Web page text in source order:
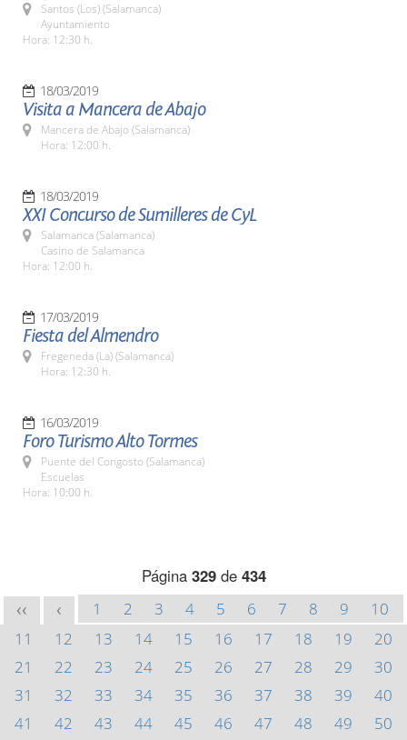
Santos (Los) (Salamanca)
Ayuntamiento
Hora: 12:30 h.
18/03/2019
Visita a Mancera de Abajo
Mancera de Abajo (Salamanca)
Hora: 12:00 h.
18/03/2019
XXI Concurso de Sumilleres de CyL
Salamanca (Salamanca)
Casino de Salamanca
Hora: 12:00 h.
17/03/2019
Fiesta del Almendro
Fregeneda (La) (Salamanca)
Hora: 12:30 h.
16/03/2019
Foro Turismo Alto Tormes
Puente del Congosto (Salamanca)
Escuelas
Hora: 10:00 h.
Página 329de 434
<< < 1 2 3 4 5 6 7 8 9
10
11
12 13 14 15 16 17 18 19
20
21
22 23 24 25 26 27 28 29
30
31
32 33 34 35 36 37 38 39
40
41
42 43 44 45 46 47 48 49
50